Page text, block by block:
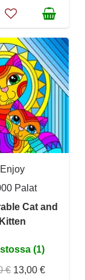
Enjoy
Palat
Cat and
Kitten
(1)
€ 13,00 €